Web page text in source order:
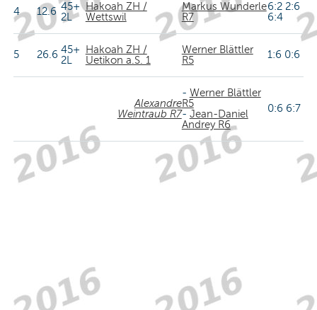
4 12.6 45+
2L
Hakoah ZH /
Wettswil
Markus Wunderle
R7
6:2 2:6
6:4
5 26.6 45+
2L
Hakoah ZH /
Uetikon a.S. 1
Werner Blättler
R5
1:6 0:6
Alexandre
Weintraub R7
- Werner Blättler
R5
- Jean-Daniel
Andrey R6
0:6 6:7